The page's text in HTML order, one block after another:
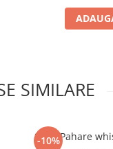
SIMILARE
-10%
Set 4 Pahare